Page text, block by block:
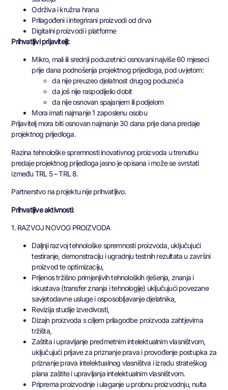
Održiva i kružna hrana
Prilagođeni i integrirani proizvodi od drva
Digitalni proizvodi i platforme
Prihvatljivi prijavitelji:
Mikro, mali ili srednji poduzetnici osnovani najviše 60 mjeseci
prije dana podnošenja projektnog prijedloga, pod uvjetom:
da nije preuzeo djelatnost drugog poduzeća
da još nije raspodijelio dobit
da nije osnovan spajanjem ili podjelom
Mora imati najmanje 1 zaposlenu osobu
Prijavitelj mora biti osnovan najmanje 30 dana prije dana predaje
projektnog prijedloga.
Razina tehnološke spremnosti inovativnog proizvoda u trenutku
predaje projektnog prijedloga jasno je opisana i može se svrstati
između TRL 5 – TRL 8.
Partnerstvo na projektu nije prihvatljivo.
Prihvatljive aktivnosti:
1. RAZVOJ NOVOG PROIZVODA
Daljnji razvoj tehnološke spremnosti proizvoda, uključujući
testiranje, demonstraciju i ugradnju testnih rezultata u završni
proizvod te optimizaciju,
Prijenos tržišno primjenjivih tehnoloških rješenja, znanja i
iskustava (transfer znanja i tehnologije) uključujući povezane
savjetodavne usluge i osposobljavanje djelatnika,
Revizija studije izvedivosti,
Dizajn proizvoda s ciljem prilagodbe proizvoda zahtjevima
tržišta,
Zaštita i upravljanje predmetnim intelektualnim vlasništvom,
uključujući prijave za priznanje prava i provođenje postupka za
priznanje prava intelektualnog vlasništva i izradu strateškog
plana zaštite i upravljanja intelektualnim vlasništvom.
Priprema proizvodnje i ulaganje u probnu proizvodnju, nulta